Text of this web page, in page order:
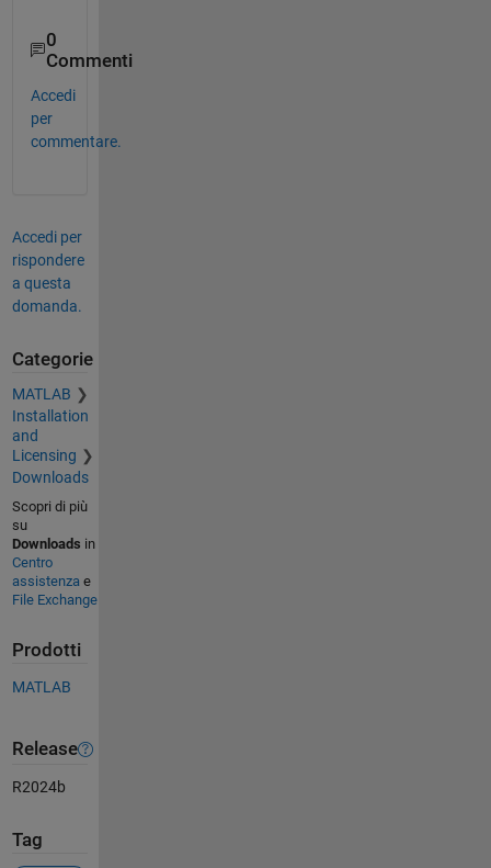
0
Commenti
Accedi
per
commentare.
Accedi per
rispondere
a questa
domanda.
Categorie
MATLAB
Installation
and
Licensing
Downloads
Scopri di più
su
Downloads in
Centro
assistenzae
File Exchange
Prodotti
MATLAB
Release
R2024b
Tag